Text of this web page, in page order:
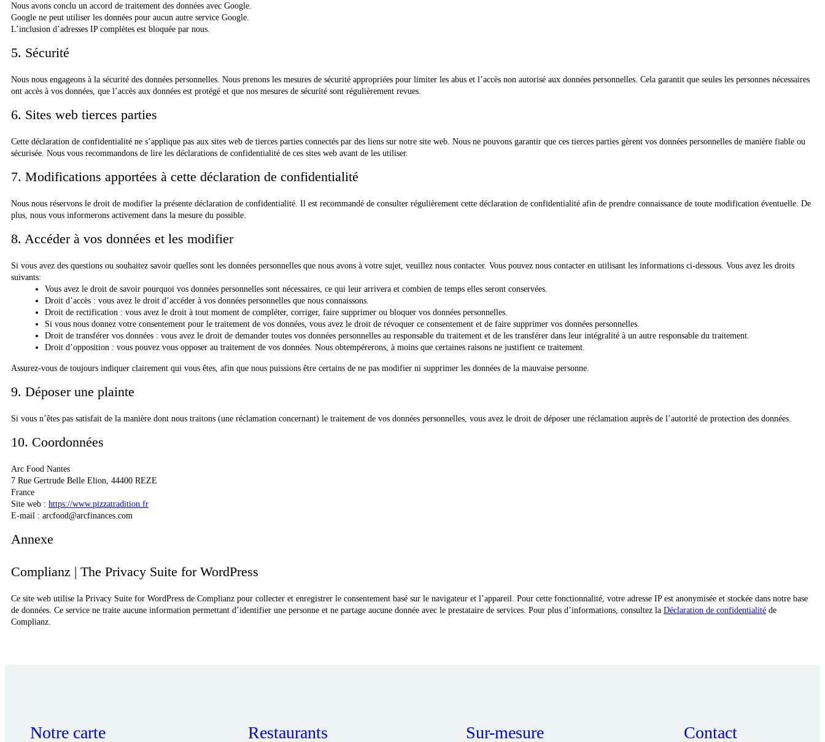
Nous avons conclu un accord de traitement des données avec Google.
Google ne peut utiliser les données pour aucun autre service Google.
L’inclusion d’adresses IP complètes est bloquée par nous.
5. Sécurité
Nous nous engageons à la sécurité des données personnelles. Nous prenons les mesures de sécurité appropriées pour limiter les abus et l’accès non autorisé aux données personnelles. Cela garantit que seules les personnes nécessaires
ont accès à vos données, que l’accès aux données est protégé et que nos mesures de sécurité sont régulièrement revues.
6. Sites web tierces parties
Cette déclaration de confidentialité ne s’applique pas aux sites web de tierces parties connectés par des liens sur notre site web. Nous ne pouvons garantir que ces tierces parties gèrent vos données personnelles de manière fiable ou
sécurisée. Nous vous recommandons de lire les déclarations de confidentialité de ces sites web avant de les utiliser.
7. Modifications apportées à cette déclaration de confidentialité
Nous nous réservons le droit de modifier la présente déclaration de confidentialité. Il est recommandé de consulter régulièrement cette déclaration de confidentialité afin de prendre connaissance de toute modification éventuelle. De
plus, nous vous informerons activement dans la mesure du possible.
8. Accéder à vos données et les modifier
Si vous avez des questions ou souhaitez savoir quelles sont les données personnelles que nous avons à votre sujet, veuillez nous contacter. Vous pouvez nous contacter en utilisant les informations ci-dessous. Vous avez les droits
suivants:
Vous avez le droit de savoir pourquoi vos données personnelles sont nécessaires, ce qui leur arrivera et combien de temps elles seront conservées.
Droit d’accès : vous avez le droit d’accéder à vos données personnelles que nous connaissons.
Droit de rectification : vous avez le droit à tout moment de compléter, corriger, faire supprimer ou bloquer vos données personnelles.
Si vous nous donnez votre consentement pour le traitement de vos données, vous avez le droit de révoquer ce consentement et de faire supprimer vos données personnelles.
Droit de transférer vos données : vous avez le droit de demander toutes vos données personnelles au responsable du traitement et de les transférer dans leur intégralité à un autre responsable du traitement.
Droit d’opposition : vous pouvez vous opposer au traitement de vos données. Nous obtempérerons, à moins que certaines raisons ne justifient ce traitement.
Assurez-vous de toujours indiquer clairement qui vous êtes, afin que nous puissions être certains de ne pas modifier ni supprimer les données de la mauvaise personne.
9. Déposer une plainte
Si vous n’êtes pas satisfait de la manière dont nous traitons (une réclamation concernant) le traitement de vos données personnelles, vous avez le droit de déposer une réclamation auprès de l’autorité de protection des données.
10. Coordonnées
Arc Food Nantes
7 Rue Gertrude Belle Elion, 44400 REZE
France
Site web : https://www.pizzatradition.fr
E-mail : arcfood@arcfinances.com
Annexe
Complianz | The Privacy Suite for WordPress
Ce site web utilise la Privacy Suite for WordPress de Complianz pour collecter et enregistrer le consentement basé sur le navigateur et l’appareil. Pour cette fonctionnalité, votre adresse IP est anonymisée et stockée dans notre base
de données. Ce service ne traite aucune information permettant d’identifier une personne et ne partage aucune donnée avec le prestataire de services. Pour plus d’informations, consultez la Déclaration de confidentialité de
Complianz.
Notre carte Restaurants Sur-mesure Contact